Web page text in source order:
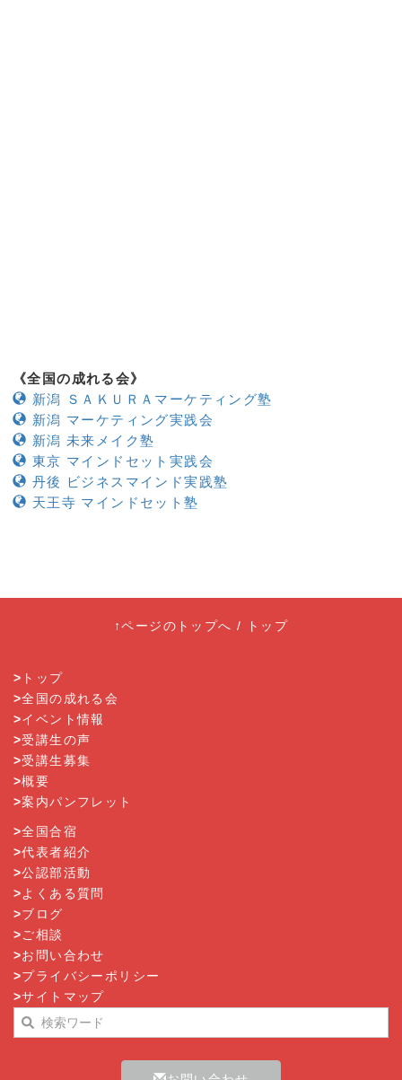
《全国の成れる会》
新潟 ＳＡＫＵＲＡマーケティング塾
新潟 マーケティング実践会
新潟 未来メイク塾
東京 マインドセット実践会
丹後 ビジネスマインド実践塾
天王寺 マインドセット塾
↑ページのトップへ / トップ
> トップ
>全国の成れる会
>イベント情報
>受講生の声
>受講生募集
>概要
>案内パンフレット
>全国合宿
>代表者紹介
>公認部活動
>よくある質問
>ブログ
>ご相談
>お問い合わせ
>プライバシーポリシー
>サイトマップ